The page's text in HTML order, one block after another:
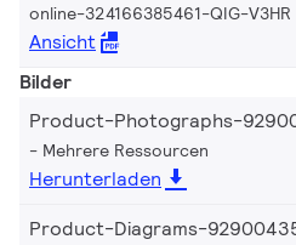
online-324166385461-QIG-V3HR
Ansicht
Bilder
Product-Photographs-
Mehrere Ressourcen
Herunterladen
Product-Diagrams-